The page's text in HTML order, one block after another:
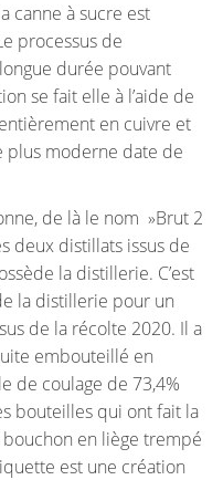
canne à sucre est
processus de
durée pouvant
se fait elle à l’aide de
en cuivre et
plus moderne date de
de là le nom »Brut 2
deux distillats issus de
la distillerie. C’est
la distillerie pour un
de la récolte 2020. Il a
embouteillé en
de coulage de 73,4%
bouteilles qui ont fait la
en liège trempé
est une création